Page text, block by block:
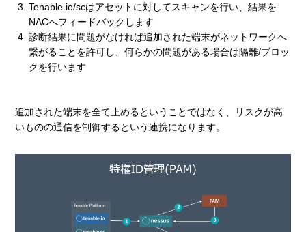
Tenable.io/scはアセットに対してスキャンを行い、結果を
NACへフィードバックします
診断結果に問題がなければ追加された端末がネットワークへ
繋がることを許可し、何らかの問題がある場合は隔離/ブロッ
クを行います
追加された端末を全て止めるということではなく、リスクが高
いものの通信を制御するという連携になります。